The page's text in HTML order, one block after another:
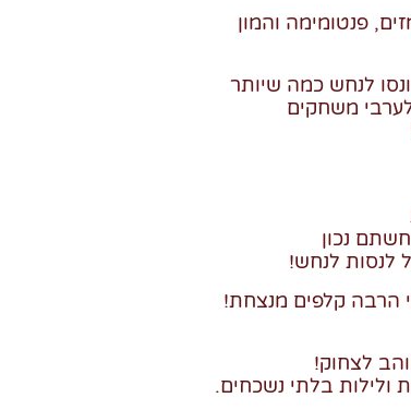
פנטומימה והמון
לנחש כמה שיותר
לערבי משחקים
לנסות לנחש!
הרבה קלפים מנצחת!
לצחוק!
ולילות בלתי נשכחים.